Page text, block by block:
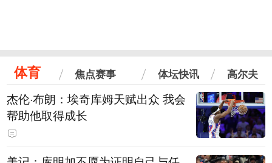
体育 焦点赛事 体坛快讯 高尔夫
杰伦·布朗：埃奇库姆天赋出众 我会
帮助他取得成长